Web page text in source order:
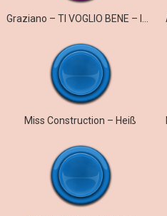
Miss Construction – Heiß